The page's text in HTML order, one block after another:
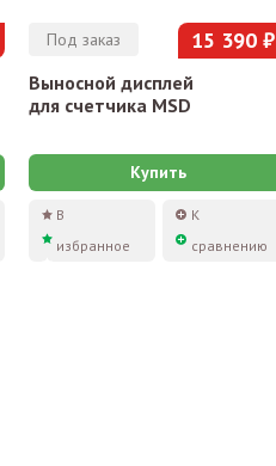
Под заказ 15 390 ₽
Выносной дисплей
для счетчика MSD
Купить
В
избранное
К
сравнению